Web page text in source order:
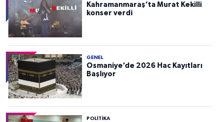
Kahramanmaraş’ta Murat Kekilli
konser verdi
GENEL
Osmaniye’de 2026 Hac Kayıtları
Başlıyor
POLITIKA